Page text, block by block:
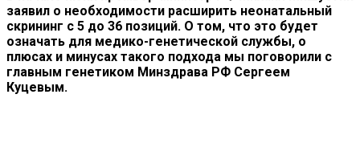
заявил о необходимости расширить неонатальный
скрининг с 5 до 36 позиций. О том, что это будет
означать для медико-генетической службы, о
плюсах и минусах такого подхода мы поговорили с
главным генетиком Минздрава РФ Сергеем
Куцевым.